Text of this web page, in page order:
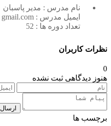
نام مدرس : مدیر پاسبان
ایمیل مدرس : sadegh.info [at] gmail.com
تعداد دوره ها : 52
نظرات کاربران
0
هنوز دیدگاهی ثبت نشده
ارسال
برچسب ها